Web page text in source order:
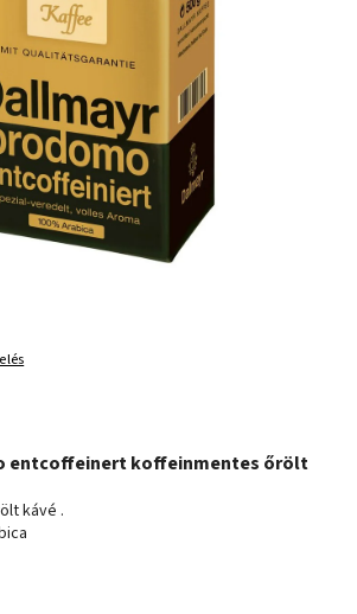
entcoffeinert koffeinmentes őrölt
kávé .